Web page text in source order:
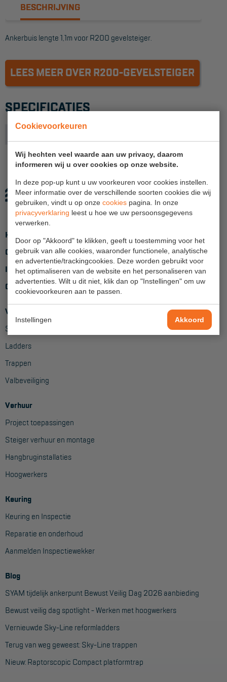
Cookievoorkeuren
Wij hechten veel waarde aan uw privacy, daarom
informeren wij u over cookies op onze website.
In deze pop-up kunt u uw voorkeuren voor cookies instellen.
Meer informatie over de verschillende soorten cookies die wij
gebruiken, vindt u op onze cookies pagina. In onze
privacyverklaring leest u hoe we uw persoonsgegevens
verwerken.
Door op "Akkoord" te klikken, geeft u toestemming voor het
gebruik van alle cookies, waaronder functionele, analytische
en advertentie/trackingcookies. Deze worden gebruikt voor
het optimaliseren van de website en het personaliseren van
advertenties. Wilt u dit niet, klik dan op "Instellingen" om uw
cookievoorkeuren aan te passen.
Instellingen Akkoord
Reddingsmiddelen
CombiDeals
VERHUUR
Rolsteigers
Schilderstellingen
Gevelsteigers
Steiger overkapping
Hangbruginstallaties
Schilderwerkzaamheden
Gevelrenovatie
Industrieel onderhoud
Hoogwerkers
Telescoop hoogwerkers
Knikarmhoogwerkers
Spinhoogwerkers
Schaarhoogwerkers
Masthoogwerkers
Autohoogwerkers
Project toepassingen
Hoogbouw
Industrie
KEURING
Keuring en Inspectie
Ladders en trappen
Steigers
Valbeveiliging
BESCHRIJVING
Ankerbuis lengte 1,1m voor R200 gevelsteiger.
LEES MEER OVER R200-GEVELSTEIGER
SPECIFICATIES
Home
Over ons
Inloggen
Contact
Verkoop
Steigers
Ladders
Trappen
Valbeveiliging
Verhuur
Project toepassingen
Steiger verhuur en montage
Hangbruginstallaties
Hoogwerkers
Keuring
Keuring en Inspectie
Reparatie en onderhoud
Aanmelden Inspectiewekker
Blog
SYAM tijdelijk ankerpunt Bewust Veilig Dag 2026 aanbieding
Bewust veilig dag spotlight - Werken met hoogwerkers
Vernieuwde Sky-Line reformladders
Terug van weg geweest: Sky-Line trappen
Nieuw: Raptorscopic Compact platformtrap